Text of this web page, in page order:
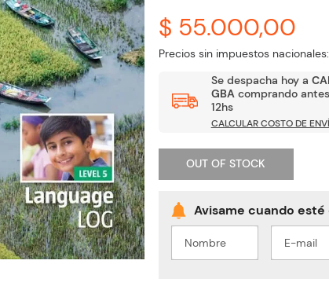
$ 55.000,00
Precios sin impuestos nacionales:
Se despacha hoy a
GBAcomprando
12hs
CALCULAR COSTO DE
OUT OF STOCK